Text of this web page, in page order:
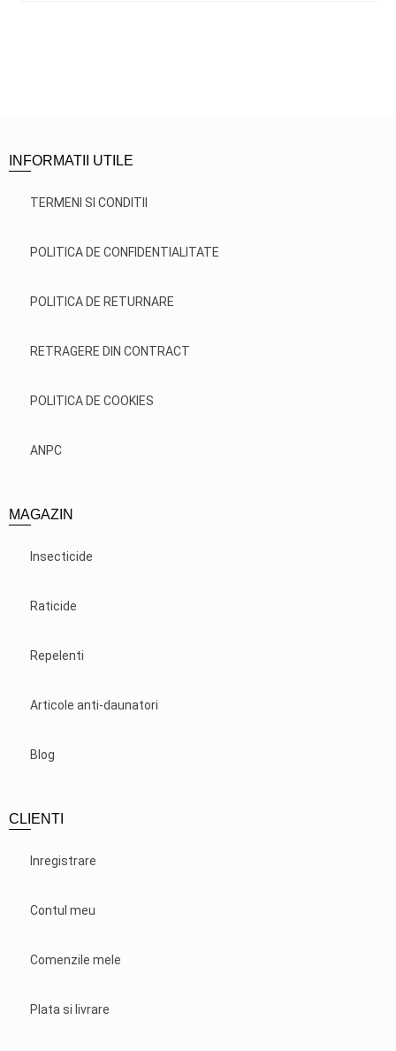
INFORMATII UTILE
TERMENI SI CONDITII
POLITICA DE CONFIDENTIALITATE
POLITICA DE RETURNARE
RETRAGERE DIN CONTRACT
POLITICA DE COOKIES
ANPC
MAGAZIN
Insecticide
Raticide
Repelenti
Articole anti-daunatori
Blog
CLIENTI
Inregistrare
Contul meu
Comenzile mele
Plata si livrare